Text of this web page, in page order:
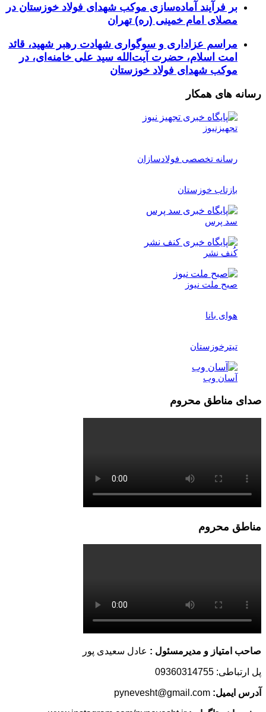
بر فرآیند آماده‌سازی موکب شهدای فولاد خوزستان در
مصلای امام خمینی (ره) تهران
مراسم عزاداری و سوگواری شهادت رهبر شهید، قائد
امت اسلام، حضرت آیت‌الله سید علی خامنه‌ای، در
موکب شهدای فولاد خوزستان
رسانه های همکار
تجهیزنیوز
رسانه تخصصی فولادسازان
بازتاب خوزستان
سد پرس
کُنف نشر
صبح ملت نیوز
هوای بانا
تیترخوزستان
آسان وب
صدای مناطق محروم
مناطق محروم
صاحب امتیاز و مدیرمسئول : عادل سعیدی پور
پل ارتباطی: 09360314755
آدرس ایمیل: